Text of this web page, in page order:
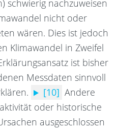
schwierig nachzuweisen
nicht oder
wären. Dies ist jedoch
Klimawandel in Zweifel
ist bisher
Messdaten sinnvoll
[10] Andere
oder historische
ausgeschlossen